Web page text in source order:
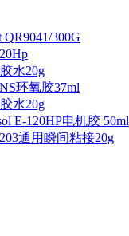
QR9041/300G
水20g
环氧胶37ml
水20g
E-120HP电机胶 50ml
通用瞬间粘接20g